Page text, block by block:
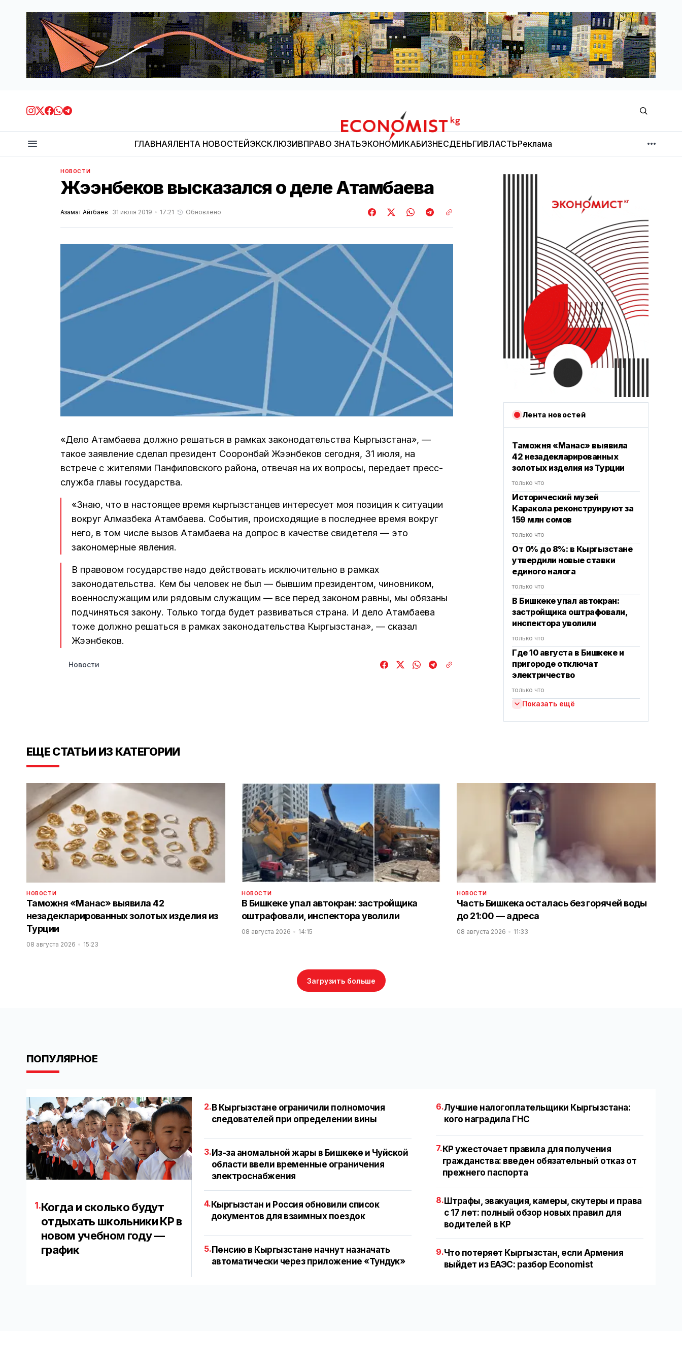
Economist.kg
ГЛАВНАЯЛЕНТА НОВОСТЕЙЭКСКЛЮЗИВПРАВО ЗНАТЬЭКОНОМИКАБИЗНЕСДЕНЬГИВЛАСТЬРеклама
МНЕНИЕ
НОВОСТИ
Жээнбеков высказался о деле Атамбаева
Азамат Айтбаев 31 июля 2019 17:21 Обновлено
«Дело Атамбаева должно решаться в рамках законодательства Кыргызстана», —
такое заявление сделал президент Сооронбай Жээнбеков сегодня, 31 июля, на
встрече с жителями Панфиловского района, отвечая на их вопросы, передает пресс-
служба главы государства.
«Знаю, что в настоящее время кыргызстанцев интересует моя позиция к ситуации
вокруг Алмазбека Атамбаева. События, происходящие в последнее время вокруг
него, в том числе вызов Атамбаева на допрос в качестве свидетеля — это
закономерные явления.
В правовом государстве надо действовать исключительно в рамках
законодательства. Кем бы человек не был — бывшим президентом, чиновником,
военнослужащим или рядовым служащим — все перед законом равны, мы обязаны
подчиняться закону. Только тогда будет развиваться страна. И дело Атамбаева
тоже должно решаться в рамках законодательства Кыргызстана», — сказал
Жээнбеков.
Новости
Лента новостей
Таможня «Манас» выявила
42 незадекларированных
золотых изделия из Турции
только что
Исторический музей
Каракола реконструируют за
159 млн сомов
только что
От 0% до 8%: в Кыргызстане
утвердили новые ставки
единого налога
только что
В Бишкеке упал автокран:
застройщика оштрафовали,
инспектора уволили
только что
Где 10 августа в Бишкеке и
пригороде отключат
электричество
только что
Показать ещё
ЕЩЕ СТАТЬИ ИЗ КАТЕГОРИИ
НОВОСТИ
Таможня «Манас» выявила 42
незадекларированных золотых изделия из
Турции
08 августа 2026 15:23
НОВОСТИ
В Бишкеке упал автокран: застройщика
оштрафовали, инспектора уволили
08 августа 2026 14:15
НОВОСТИ
Часть Бишкека осталась без горячей воды
до 21:00 — адреса
08 августа 2026 11:33
Загрузить больше
ПОПУЛЯРНОЕ
1.Когда и сколько будут
отдыхать школьники КР в
новом учебном году —
график
2. В Кыргызстане ограничили полномочия
следователей при определении вины
3.Из-за аномальной жары в Бишкеке и Чуйской
области ввели временные ограничения
электроснабжения
4.Кыргызстан и Россия обновили список
документов для взаимных поездок
5.Пенсию в Кыргызстане начнут назначать
автоматически через приложение «Тундук»
6.Лучшие налогоплательщики Кыргызстана:
кого наградила ГНС
7. КР ужесточает правила для получения
гражданства: введен обязательный отказ от
прежнего паспорта
8. Штрафы, эвакуация, камеры, скутеры и права
с 17 лет: полный обзор новых правил для
водителей в КР
9.Что потеряет Кыргызстан, если Армения
выйдет из ЕАЭС: разбор Economist